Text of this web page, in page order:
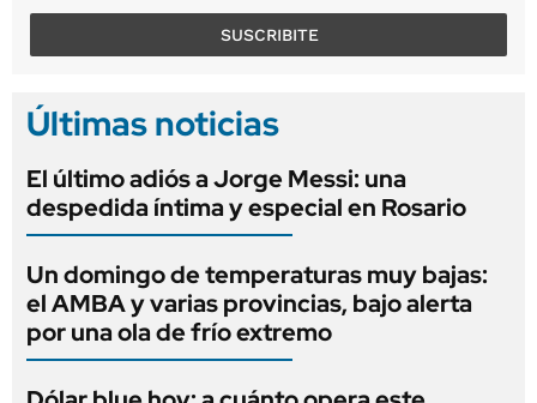
SUSCRIBITE
Últimas noticias
El último adiós a Jorge Messi: una
despedida íntima y especial en Rosario
Un domingo de temperaturas muy bajas:
el AMBA y varias provincias, bajo alerta
por una ola de frío extremo